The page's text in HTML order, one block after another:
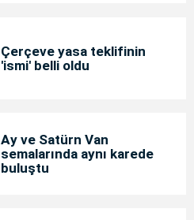
Çerçeve yasa teklifinin
'ismi' belli oldu
Ay ve Satürn Van
semalarında aynı karede
buluştu